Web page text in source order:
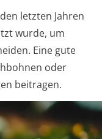
letzten Jahren
wurde, um
Eine gute
oder
beitragen.